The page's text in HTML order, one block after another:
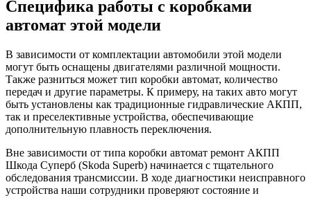
Специфика работы с коробками
автомат этой модели
В зависимости от комплектации автомобили этой модели
могут быть оснащены двигателями различной мощности.
Также разниться может тип коробки автомат, количество
передач и другие параметры. К примеру, на таких авто могут
быть установлены как традиционные гидравлические АКПП,
так и преселективные устройства, обеспечивающие
дополнительную плавность переключения.
Вне зависимости от типа коробки автомат ремонт АКПП
Шкода Суперб (Skoda Superb) начинается с тщательного
обследования трансмиссии. В ходе диагностики неисправного
устройства наши сотрудники проверяют состояние и